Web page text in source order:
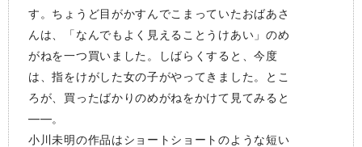
す。ちょうど目がかすんでこまっていたおばあさ
んは、「なんでもよく見えることうけあい」のめ
がねを一つ買いました。しばらくすると、今度
は、指をけがした女の子がやってきました。とこ
ろが、買ったばかりのめがねをかけて見てみると
――。
小川未明の作品はショートショートのような短い